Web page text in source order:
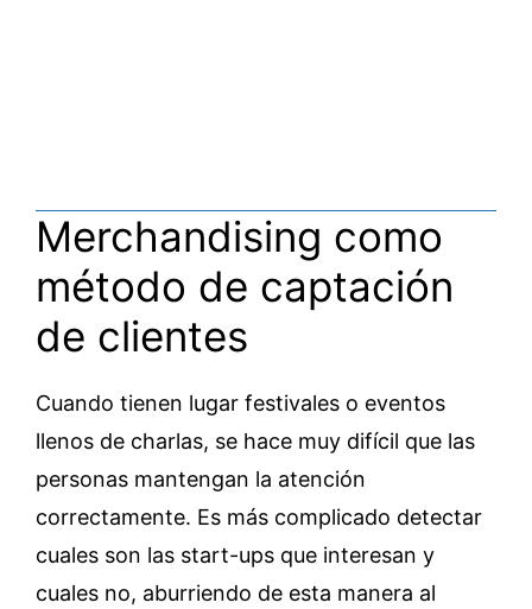
Merchandising como
método de captación
de clientes
Cuando tienen lugar festivales o eventos
llenos de charlas, se hace muy difícil que las
personas mantengan la atención
correctamente. Es más complicado detectar
cuales son las start-ups que interesan y
cuales no, aburriendo de esta manera al